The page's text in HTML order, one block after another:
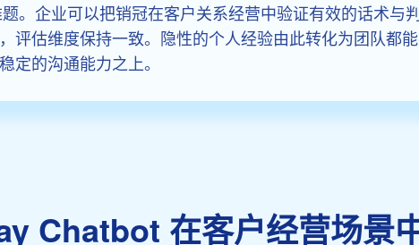
。企业可以把销冠在客户关系经营中验证有效的话术与
评估维度保持一致。隐性的个人经验由此转化为团队都
定的沟通能力之上。
Chatbot 在客户经营场景